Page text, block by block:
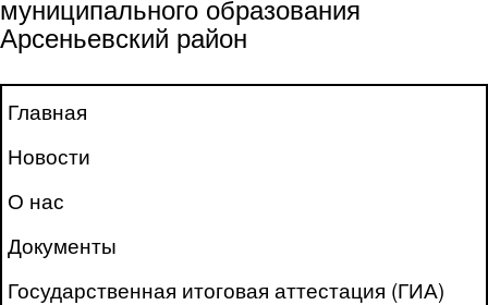
муниципального образования
Арсеньевский район
Главная
Новости
О нас
Документы
Государственная итоговая аттестация (ГИА)